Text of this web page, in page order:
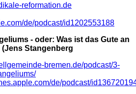
reformation.de
de/podcast/id1202553188
- oder: Was ist das Gute an
Stangenberg
bremen.de/podcast/3-
de/podcast/